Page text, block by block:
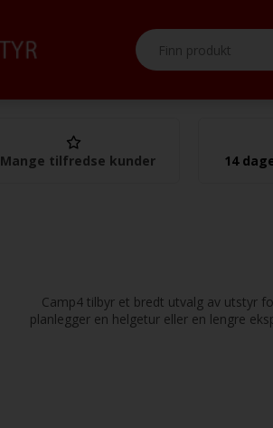
Mange tilfredse kunder
14
Camp4 tilbyr et bredt utvalg av utstyr
planlegger en helgetur eller en lengre